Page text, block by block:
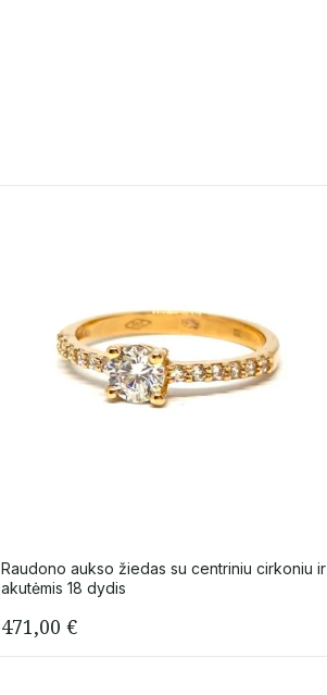
Raudono aukso žiedas su centriniu cirkoniu ir
akutėmis 18 dydis
471,00€